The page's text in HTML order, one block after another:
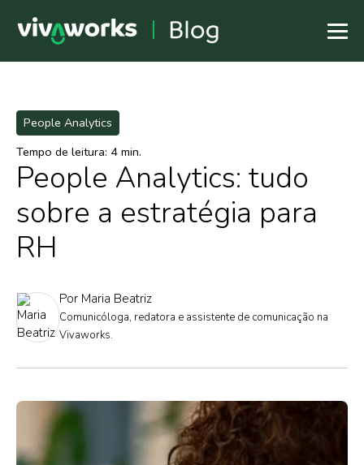
People Analytics
Tempo de leitura: 4 min.
People Analytics: tudo
sobre a estratégia para
RH
Por Maria Beatriz
Comunicóloga, redatora e assistente de comunicação na
Vivaworks.